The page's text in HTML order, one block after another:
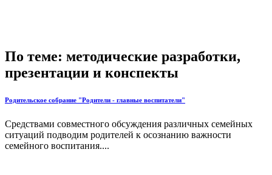
По теме: методические разработки,
презентации и конспекты
Родительское собрание "Родители - главные воспитатели"
Средствами совместного обсуждения различных семейных
ситуаций подводим родителей к осознанию важности
семейного воспитания....